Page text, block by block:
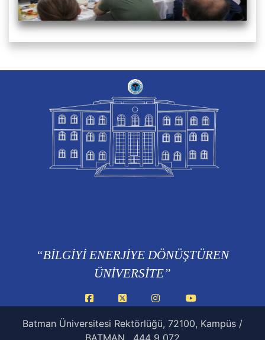
“BİLGİYİ ENERJİYE DÖNÜŞTÜREN
ÜNİVERSİTE”
Facebook InstagramYouTube
Batman Üniversitesi Rektörlüğü, 72100, Kampüs /